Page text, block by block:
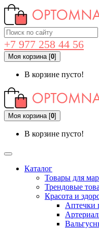
+7 977 258 44 56
Моя корзина[0]
В корзине пусто!
Моя корзина[0]
В корзине пусто!
Каталог
Товары для
Трендовые
Красота и
Аптечки